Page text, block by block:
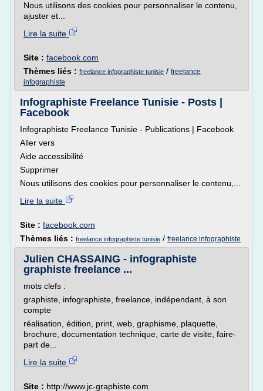
Nous utilisons des cookies pour personnaliser le contenu,
ajuster et...
Lire la suite
Site : facebook.com
Thèmes liés : freelance infographiste tunisie / freelance
infographiste
Infographiste Freelance Tunisie - Posts |
Facebook
Infographiste Freelance Tunisie - Publications | Facebook
Aller vers
Aide accessibilité
Supprimer
Nous utilisons des cookies pour personnaliser le contenu,...
Lire la suite
Site : facebook.com
Thèmes liés : freelance infographiste tunisie / freelance infographiste
Julien CHASSAING - infographiste
graphiste freelance ...
mots clefs :
graphiste, infographiste, freelance, indépendant, à son
compte
réalisation, édition, print, web, graphisme, plaquette,
brochure, documentation technique, carte de visite, faire-
part de...
Lire la suite
Site : http://www.jc-graphiste.com